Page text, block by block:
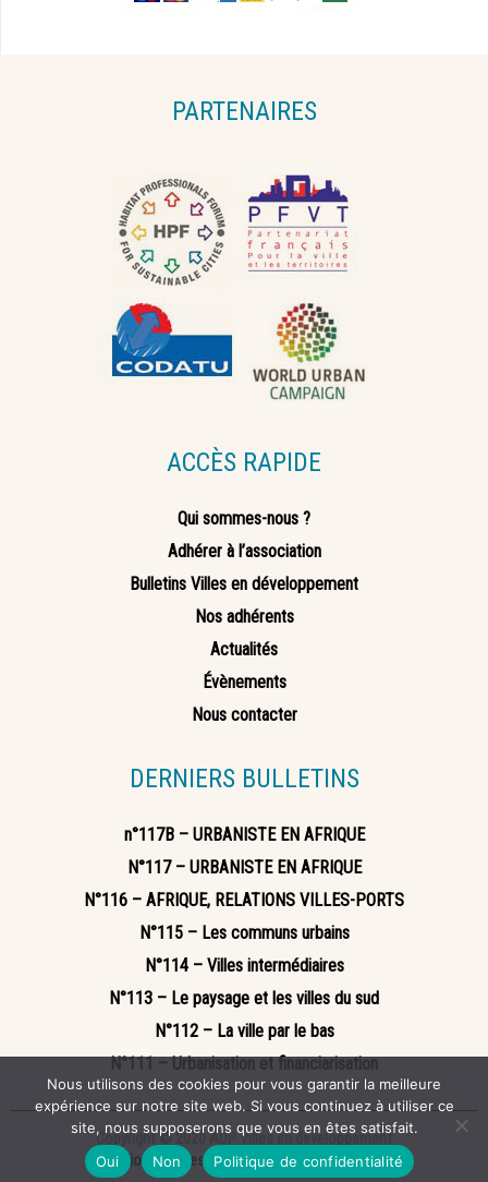
PARTENAIRES
ACCÈS RAPIDE
Qui sommes-nous ?
Adhérer à l’association
Bulletins Villes en développement
Nos adhérents
Actualités
Évènements
Nous contacter
DERNIERS BULLETINS
n°117B – URBANISTE EN AFRIQUE
N°117 – URBANISTE EN AFRIQUE
N°116 – AFRIQUE, RELATIONS VILLES-PORTS
N°115 – Les communs urbains
N°114 – Villes intermédiaires
N°113 – Le paysage et les villes du sud
N°112 – La ville par le bas
N°111 – Urbanisation et financiarisation
Copyright © 2020 ADP Villes en développement
Mentions légales
Politique de confidentialité
Nous utilisons des cookies pour vous garantir la meilleure
expérience sur notre site web. Si vous continuez à utiliser ce
site, nous supposerons que vous en êtes satisfait.
Oui
Non Politique de confidentialité